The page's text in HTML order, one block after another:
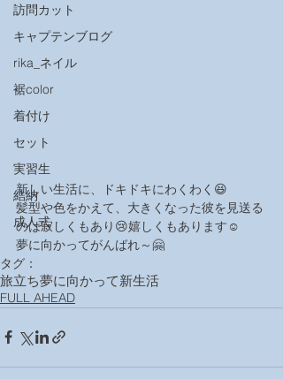
訪問カット
キャプテンブログ
rika_ネイル
裾color
着付け
セット
実習生
結納
成人式
新しい生活に、ドキドキにわくわく😆
髪型や色をかえて、大きくなった彼を見送る
のは寂しくもあり😢嬉しくもあります☺️
夢に向かってがんばれ～🤗
タグ：
旅立ち夢に向かって新生活
FULL AHEAD